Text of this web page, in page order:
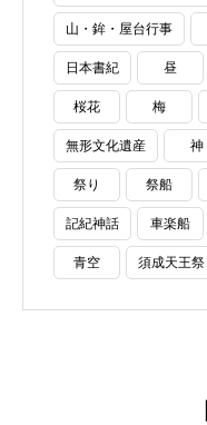
山・鉾・屋台行事
日本書紀 昼
桜花 梅
無形文化遺産 神
祭り 祭船
記紀神話 車楽船
青空 須成天王祭